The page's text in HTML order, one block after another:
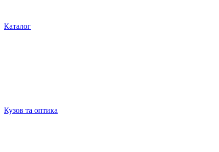
Каталог
Кузов та оптика